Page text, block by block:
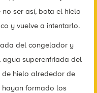
ser así, bota el hielo
y vuelve a intentarlo.
del congelador y
superenfriada del
de hielo alrededor de
hayan formado los